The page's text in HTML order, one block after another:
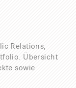
Relations,
Übersicht
sowie